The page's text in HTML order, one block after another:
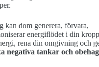
kan dom generera, förvara,
energiflödet i din
rena din omgivning och
negativa tankar och obehag